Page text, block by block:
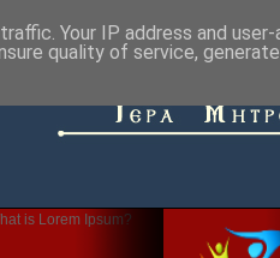
Your IP address and
quality of service,